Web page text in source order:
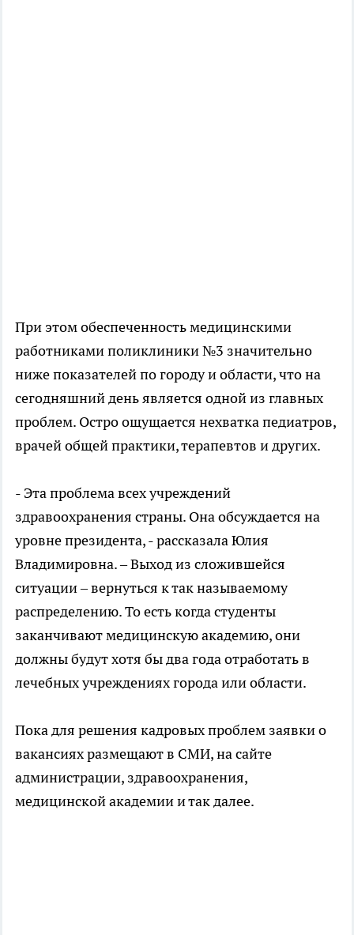
При этом обеспеченность медицинскими
работниками поликлиники №3 значительно
ниже показателей по городу и области, что на
сегодняшний день является одной из главных
проблем. Остро ощущается нехватка педиатров,
врачей общей практики, терапевтов и других.
- Эта проблема всех учреждений
здравоохранения страны. Она обсуждается на
уровне президента, - рассказала Юлия
Владимировна. – Выход из сложившейся
ситуации – вернуться к так называемому
распределению. То есть когда студенты
заканчивают медицинскую академию, они
должны будут хотя бы два года отработать в
лечебных учреждениях города или области.
Пока для решения кадровых проблем заявки о
вакансиях размещают в СМИ, на сайте
администрации, здравоохранения,
медицинской академии и так далее.